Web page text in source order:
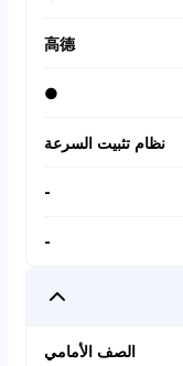
高德
●
نظام تثبيت السرعة
-
-
الصف الأمامي